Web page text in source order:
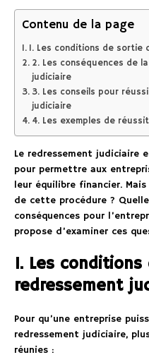
Contenu de la page
1. Les conditions de sortie
2. Les conséquences de
judiciaire
3. Les conseils pour
judiciaire
4. Les exemples de
Le redressement judiciaire
pour permettre aux
leur équilibre financier.
de cette procédure ?
conséquences pour
propose d’examiner ces
1. Les
redressement
Pour qu’une entreprise
redressement judiciaire,
réunies :